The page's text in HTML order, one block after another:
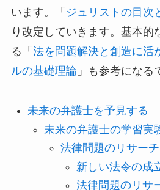
います。「 ジュリストの目次
り改定していきます。基本的
る「 法を問題解決と創造に活
ルの基礎理論 」も参考になる
未来の弁護士を予見する
未来の弁護士の学習実
法律問題のリサーチ
新しい法令の成
法律問題のリサ